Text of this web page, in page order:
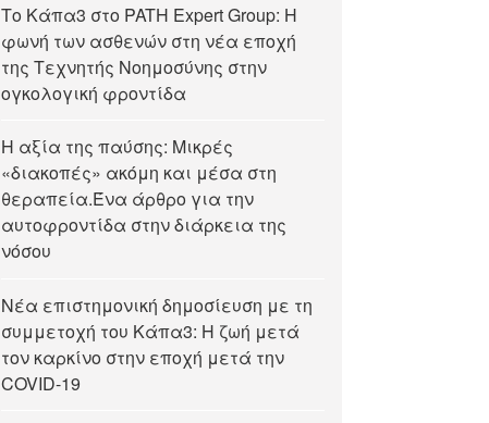
Tο Κάπα3 στο PATH Expert Group: Η
φωνή των ασθενών στη νέα εποχή
της Τεχνητής Νοημοσύνης στην
ογκολογική φροντίδα
Η αξία της παύσης: Μικρές
«διακοπές» ακόμη και μέσα στη
θεραπεία.Ένα άρθρο για την
αυτοφροντίδα στην διάρκεια της
νόσου
Νέα επιστημονική δημοσίευση με τη
συμμετοχή του Κάπα3: Η ζωή μετά
τον καρκίνο στην εποχή μετά την
COVID-19